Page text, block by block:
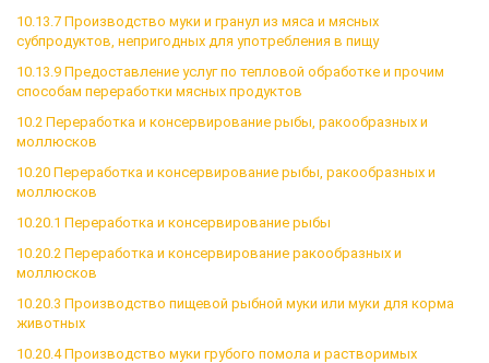
10.13.7 Производство муки и гранул из мяса и мясных
субпродуктов, непригодных для употребления в пищу
10.13.9 Предоставление услуг по тепловой обработке и прочим
способам переработки мясных продуктов
10.2 Переработка и консервирование рыбы, ракообразных и
моллюсков
10.20 Переработка и консервирование рыбы, ракообразных и
моллюсков
10.20.1 Переработка и консервирование рыбы
10.20.2 Переработка и консервирование ракообразных и
моллюсков
10.20.3 Производство пищевой рыбной муки или муки для корма
животных
10.20.4 Производство муки грубого помола и растворимых